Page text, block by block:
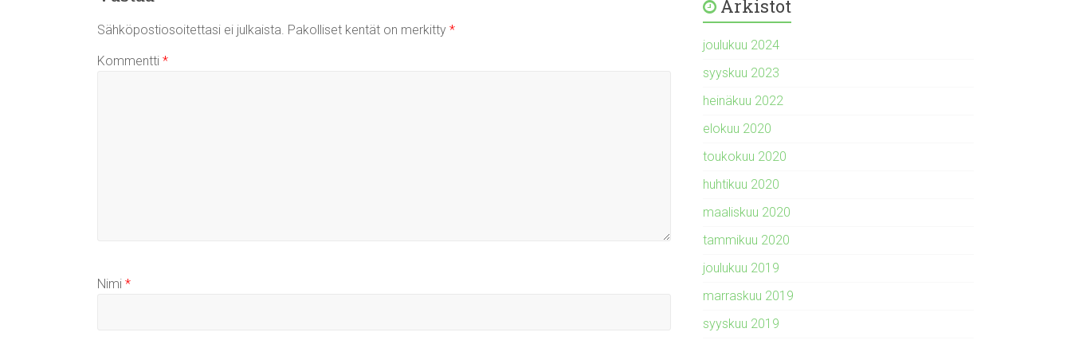
Sähköpostiosoitettasi ei julkaista. Pakolliset kentät on merkitty *
Kommentti *
Nimi *
Arkistot
joulukuu 2024
syyskuu 2023
heinäkuu 2022
elokuu 2020
toukokuu 2020
huhtikuu 2020
maaliskuu 2020
tammikuu 2020
joulukuu 2019
marraskuu 2019
syyskuu 2019